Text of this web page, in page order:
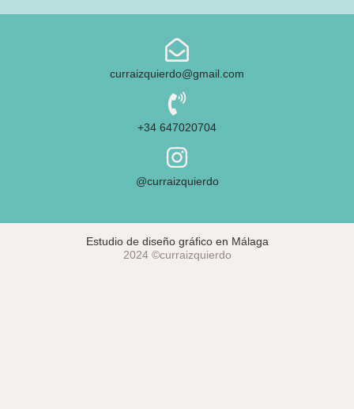
curraizquierdo@gmail.com
+34 647020704
@curraizquierdo
Estudio de diseño gráfico en Málaga
2024 ©curraizquierdo